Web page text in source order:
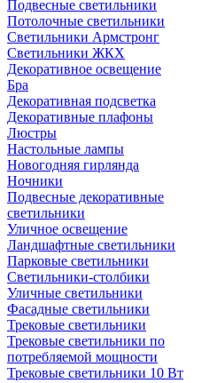
Подвесные светильники
Потолочные светильники
Светильники Армстронг
Светильники ЖКХ
Декоративное освещение
Бра
Декоративная подсветка
Декоративные плафоны
Люстры
Настольные лампы
Новогодняя гирлянда
Ночники
Подвесные декоративные
светильники
Уличное освещение
Ландшафтные светильники
Парковые светильники
Светильники-столбики
Уличные светильники
Фасадные светильники
Трековые светильники
Трековые светильники по
потребляемой мощности
Трековые светильники 10 Вт